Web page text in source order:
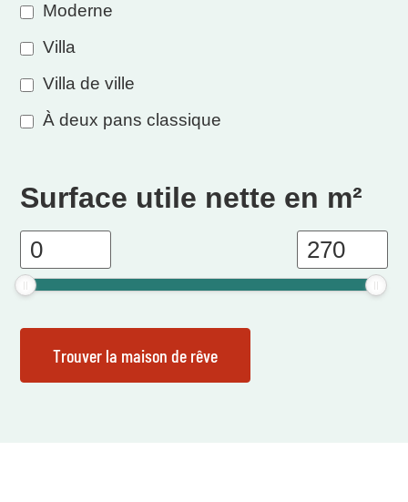
Moderne
Villa
Villa de ville
À deux pans classique
Surface utile nette en m²